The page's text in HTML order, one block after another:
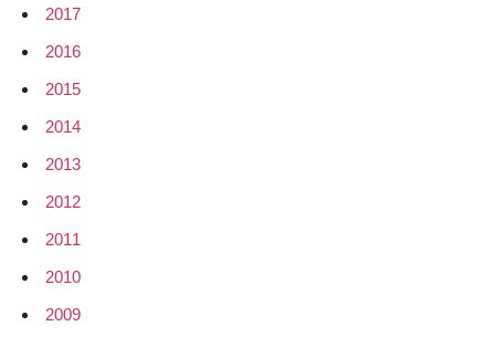
2017
2016
2015
2014
2013
2012
2011
2010
2009